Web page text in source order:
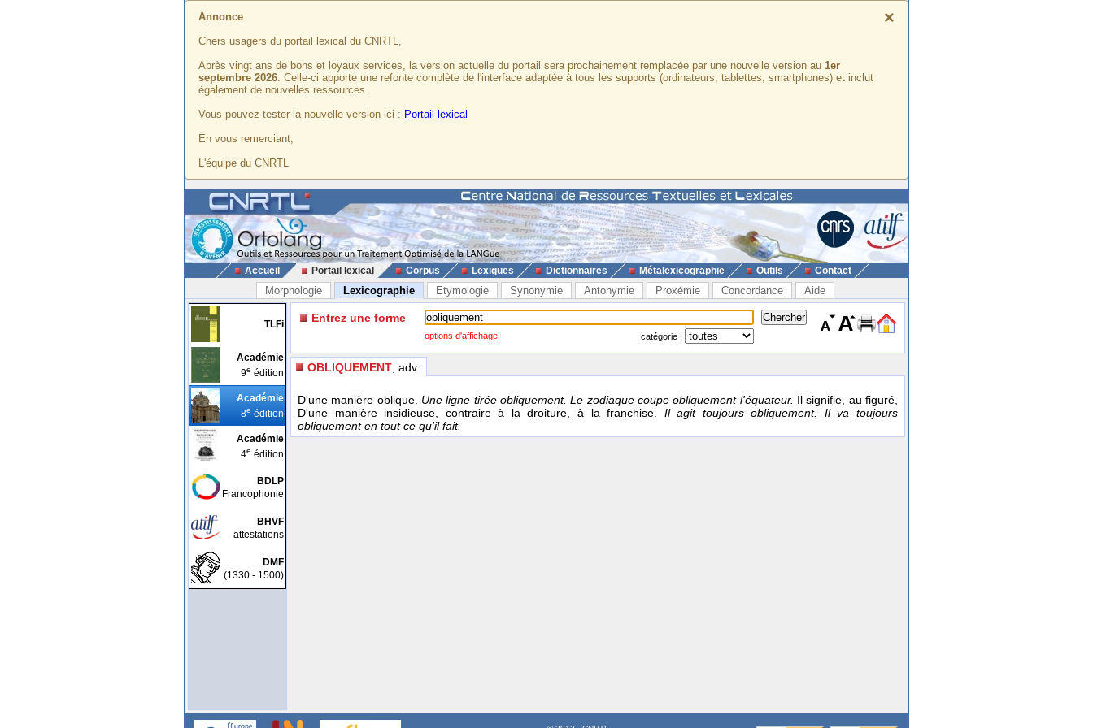
×
Annonce
Chers usagers du portail lexical du CNRTL,
Après vingt ans de bons et loyaux services, la version actuelle du portail sera prochainement remplacée par une nouvelle version au 1er
septembre 2026. Celle-ci apporte une refonte complète de l'interface adaptée à tous les supports (ordinateurs, tablettes, smartphones) et inclut
également de nouvelles ressources.
Vous pouvez tester la nouvelle version ici : Portail lexical
En vous remerciant,
L'équipe du CNRTL
Accueil Portail lexical Corpus Lexiques Dictionnaires Métalexicographie Outils Contact
Morphologie Lexicographie Etymologie Synonymie Antonymie Proxémie Concordance Aide
TLFi
Académie
9e édition
Académie
8e édition
Académie
4e édition
BDLP
Francophonie
BHVF
attestations
DMF
(1330 - 1500)
Entrez une forme
options d'affichage catégorie :
OBLIQUEMENT , adv.
D'une manière oblique. Une ligne tirée obliquement. Le zodiaque coupe obliquement l'équateur. Il signifie, au figuré,
D'une manière insidieuse, contraire à la droiture, à la franchise. Il agit toujours obliquement. Il va toujours
obliquement en tout ce qu'il fait.